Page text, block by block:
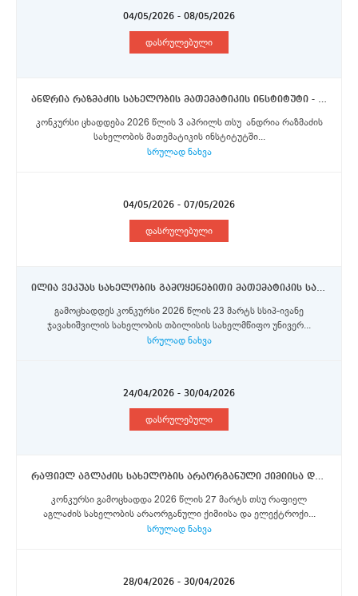
04/05/2026 - 08/05/2026
დასრულებული
ანდრია რაზმაძის სახელობის მათემატიკის ინსტიტუტი - უფროსი მეცნიერი თანამშრომელი
კონკურსი ცხადდება 2026 წლის 3 აპრილს თსუ ანდრია რაზმაძის
სახელობის მათემატიკის ინსტიტუტში...
სრულად ნახვა
04/05/2026 - 07/05/2026
დასრულებული
ილია ვეკუას სახელობის გამოყენებითი მათემატიკის სამეცნიერო-კვლევითი ინსტიტუტი - უფროსი მეცნიერი თანამშრომლები
გამოცხადდეს კონკურსი 2026 წლის 23 მარტს სსიპ-ივანე
ჯავახიშვილის სახელობის თბილისის სახელმწიფო უნივერ...
სრულად ნახვა
24/04/2026 - 30/04/2026
დასრულებული
რაფიელ აგლაძის სახელობის არაორგანული ქიმიისა და ელექტროქიმიის ინსტიტუტი - მეცნიერი თანამშრომელი
კონკურსი გამოცხადდა 2026 წლის 27 მარტს თსუ რაფიელ
აგლაძის სახელობის არაორგანული ქიმიისა და ელექტროქი...
სრულად ნახვა
28/04/2026 - 30/04/2026